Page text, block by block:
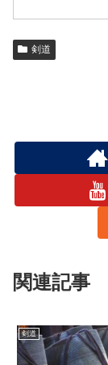
剣道
関連記事
剣道